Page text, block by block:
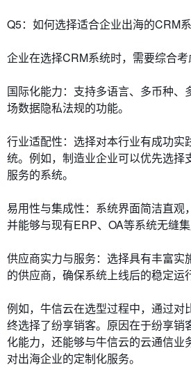
Q5：如何选择适合企业出海的CRM系
企业在选择CRM系统时，需要综合考
国际化能力：支持多语言、多币种、
场数据隐私法规的功能。
行业适配性：选择对本行业有成功实
统。例如，制造业企业可以优先选择
服务的系统。
易用性与集成性：系统界面简洁直观
并能够与现有ERP、OA等系统无缝集
供应商实力与服务：选择具有丰富实
的供应商，确保系统上线后的稳定运
例如，牛信云在选型过程中，通过对
终选择了纷享销客。原因在于纷享销
化能力，还能够与牛信云的云通信业
对出海企业的定制化服务。